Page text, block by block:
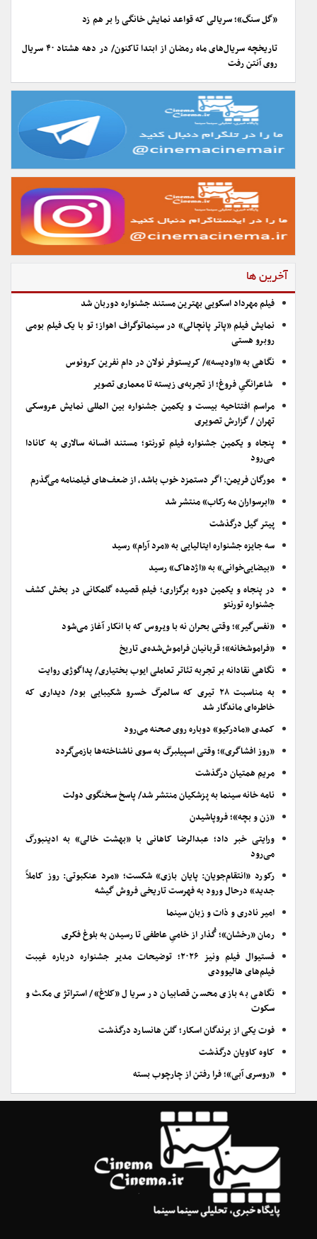
«گل سنگ»؛ سریالی که قواعد نمایش خانگی را بر هم زد
تاریخچه سریال‌های ماه رمضان از ابتدا تاکنون/ در دهه هشتاد ۴۰ سریال
روی آنتن رفت
آخرین ها
فیلم مهرداد اسکویی بهترین مستند جشنواره دوربان شد
نمایش فیلم «پاتر پانچالی» در سینماتوگراف اهواز؛ تو با یک فیلم بومی
روبرو هستی
نگاهی به «اودیسه»/ کریستوفر نولان در دام نفرین کرونوس
شاعرانگیِ فروغ؛ از تجربه‌ی زیسته تا معماری تصویر
مراسم افتتاحیه بیست و یکمین جشنواره بین المللی نمایش عروسکی
تهران / گزارش تصویری
پنجاه و یکمین جشنواره فیلم تورنتو؛ مستند افسانه سالاری به کانادا
می‌رود
مورگان فریمن: اگر دستمزد خوب باشد، از ضعف‌های فیلمنامه می‌گذرم
«ابرسواران مه رکاب» منتشر شد
پیتر گیل درگذشت
سه جایزه جشنواره ایتالیایی به «مرد آرام» رسید
«بیضایی‌خوانی» به «اژدهاک» رسید
در پنجاه و یکمین دوره برگزاری؛ فیلم قصیده گلمکانی در بخش کشف
جشنواره تورنتو
«نفس‌گیر»؛ وقتی بحران نه با ویروس که با انکار آغاز می‌شود
«فراموشخانه»؛ قربانیان فراموش‌شده‌ی تاریخ
نگاهی نقادانه بر تجربه تئاتر تعاملی ایوب بختیاری/ پداگوژی روایت
به مناسبت ۲۸ تیری که سالمرگ خسرو شکیبایی بود/ دیداری که
خاطره‌ای ماندگار شد
کمدی «مادرکیو» دوباره روی صحنه می‌رود
«روز افشاگری»؛ وقتی اسپیلبرگ به سوی ناشناخته‌ها بازمی‌گردد
مریم همتیان درگذشت
نامه خانه سینما به پزشکیان منتشر شد/ پاسخ سخنگوی دولت
«زن و بچه»؛ فروپاشیدن
ورایتی خبر داد؛ عبدالرضا کاهانی با «بهشت خالی» به ادینبورگ
می‌رود
رکورد «انتقام‌جویان: پایان بازی» شکست؛ «مرد عنکبوتی: روز کاملاً
جدید» درحال ورود به فهرست تاریخی فروش گیشه
امیر نادری و ذات و زبان سینما
رمان «رخشان»؛ گُذار از خامیِ عاطفی تا رسیدن به بلوغ فکری
فستیوال فیلم ونیز ۲۰۲۶؛ توضیحات مدیر جشنواره درباره غیبت
فیلم‌های هالیوودی
نگاهی به بازی محسن قصابیان در سریال «کلاغ»/ استراتژی مکث و
سکوت
فوت یکی از برندگان اسکار؛ گلن هانسارد درگذشت
کاوه کاویان درگذشت
«روسری آبی»؛ فرا رفتن از چارچوب بسته